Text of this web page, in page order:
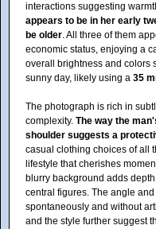
interactions suggesting
appears to be in her early
be older. All three of them
economic status, enjoying a
overall brightness and colors
sunny day, likely using a 35
The photograph is rich in
complexity. The way the
shoulder suggests a
casual clothing choices of all
lifestyle that cherishes
blurry background adds
central figures. The angle
spontaneously and without
and the style further suggest